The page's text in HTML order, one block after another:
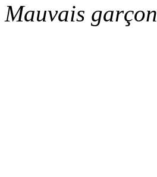
Mauvais garçon